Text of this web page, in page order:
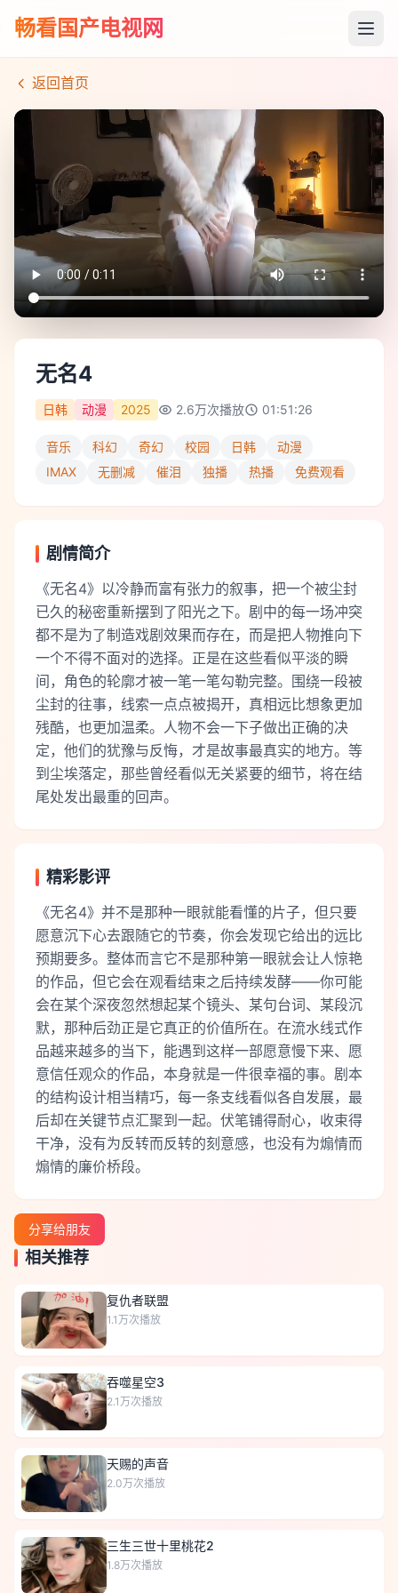
畅看国产电视网
返回首页
无名4
日韩 动漫 2025 2.6万次播放 01:51:26
音乐 科幻 奇幻 校园 日韩
动漫
IMAX
无删减 催泪 独播 热播 免费观看
剧情简介
《无名4》以冷静而富有张力的叙事，把一个被尘封
已久的秘密重新摆到了阳光之下。剧中的每一场冲突
都不是为了制造戏剧效果而存在，而是把人物推向下
一个不得不面对的选择。正是在这些看似平淡的瞬
间，角色的轮廓才被一笔一笔勾勒完整。围绕一段被
尘封的往事，线索一点点被揭开，真相远比想象更加
残酷，也更加温柔。人物不会一下子做出正确的决
定，他们的犹豫与反悔，才是故事最真实的地方。等
到尘埃落定，那些曾经看似无关紧要的细节，将在结
尾处发出最重的回声。
精彩影评
《无名4》并不是那种一眼就能看懂的片子，但只要
愿意沉下心去跟随它的节奏，你会发现它给出的远比
预期要多。整体而言它不是那种第一眼就会让人惊艳
的作品，但它会在观看结束之后持续发酵——你可能
会在某个深夜忽然想起某个镜头、某句台词、某段沉
默，那种后劲正是它真正的价值所在。在流水线式作
品越来越多的当下，能遇到这样一部愿意慢下来、愿
意信任观众的作品，本身就是一件很幸福的事。剧本
的结构设计相当精巧，每一条支线看似各自发展，最
后却在关键节点汇聚到一起。伏笔铺得耐心，收束得
干净，没有为反转而反转的刻意感，也没有为煽情而
煽情的廉价桥段。
分享给朋友
相关推荐
复仇者联盟
1.1万次播放
吞噬星空3
2.1万次播放
天赐的声音
2.0万次播放
三生三世十里桃花2
1.8万次播放